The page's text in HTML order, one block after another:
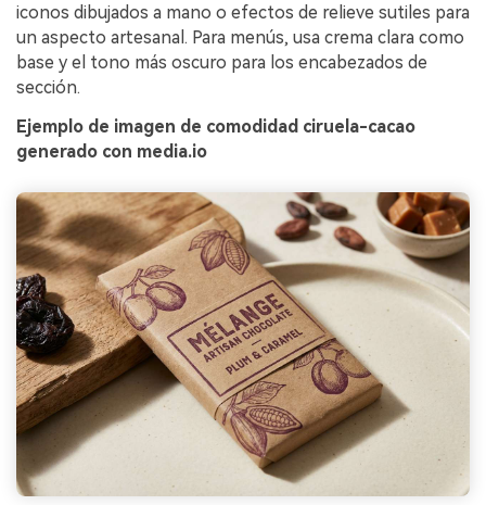
iconos dibujados a mano o efectos de relieve sutiles para
un aspecto artesanal. Para menús, usa crema clara como
base y el tono más oscuro para los encabezados de
sección.
Ejemplo de imagen de comodidad ciruela-cacao
generado con media.io